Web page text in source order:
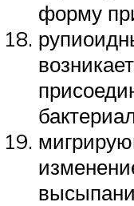
форму